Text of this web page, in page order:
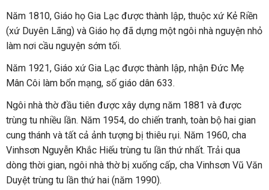
Năm 1810, Giáo họ Gia Lạc được thành lập, thuộc xứ Kẻ Riền
(xứ Duyên Lãng) và Giáo họ đã dựng một ngôi nhà nguyện nhỏ
làm nơi cầu nguyện sớm tối.
Năm 1921, Giáo xứ Gia Lạc được thành lập, nhận Đức Mẹ
Mân Côi làm bổn mạng, số giáo dân 633.
Ngôi nhà thờ đầu tiên được xây dựng năm 1881 và được
trùng tu nhiều lần. Năm 1954, do chiến tranh, toàn bộ hai gian
cung thánh và tất cả ảnh tượng bị thiêu rụi. Năm 1960, cha
Vinhsơn Nguyễn Khắc Hiếu trùng tu lần thứ nhất. Trải qua
dòng thời gian, ngôi nhà thờ bị xuống cấp, cha Vinhsơn Vũ Văn
Duyệt trùng tu lần thứ hai (năm 1990).